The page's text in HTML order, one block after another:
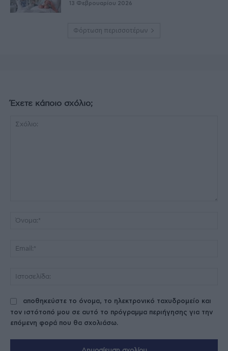
13 Φεβρουαρίου 2026
Φόρτωση περισσοτέρων
Έχετε κάποιο σχόλιο;
αποθηκεύστε το όνομα, το ηλεκτρονικό ταχυδρομείο και
τον ιστότοπό μου σε αυτό το πρόγραμμα περιήγησης για την
επόμενη φορά που θα σχολιάσω.